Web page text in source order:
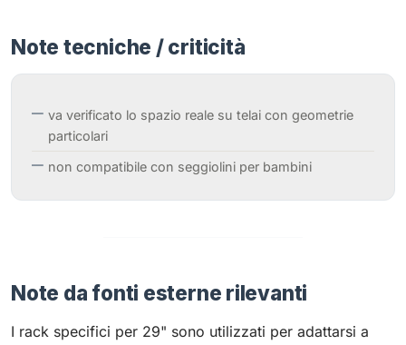
Note tecniche / criticità
va verificato lo spazio reale su telai con geometrie
particolari
non compatibile con seggiolini per bambini
Note da fonti esterne rilevanti
I rack specifici per 29" sono utilizzati per adattarsi a